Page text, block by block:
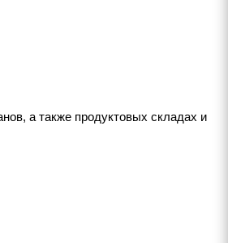
а также продуктовых складах и